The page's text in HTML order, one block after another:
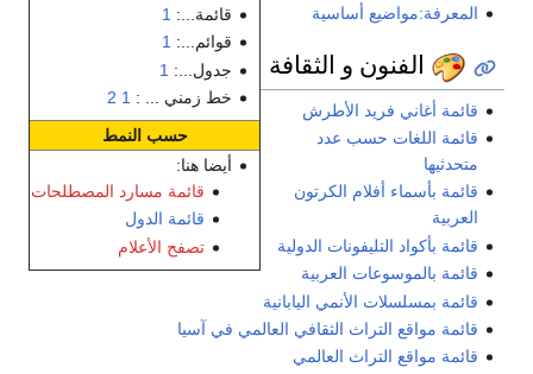
قائمة...: 1
قوائم...: 1
جدول...: 1
خط زمني ... : 1
2
حسب النمط
أيضا هنا:
قائمة مسارد المصطلحات
قائمة الدول
تصفح الأعلام
المعرفة:مواضيع أساسية
الفنون و الثقافة
قائمة أغاني فريد الأطرش
قائمة اللغات حسب عدد
متحدثيها
قائمة بأسماء أفلام الكرتون
العربية
قائمة بأكواد التليفونات الدولية
قائمة بالموسوعات العربية
قائمة بمسلسلات الأنمي اليابانية
قائمة مواقع التراث الثقافي العالمي في آسيا
قائمة مواقع التراث العالمي